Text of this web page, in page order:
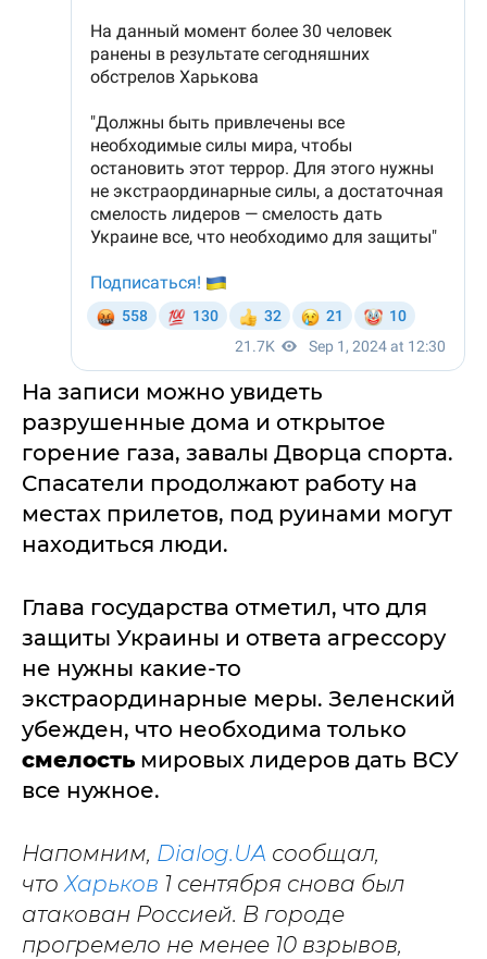
На записи можно увидеть
разрушенные дома и открытое
горение газа, завалы Дворца спорта.
Спасатели продолжают работу на
местах прилетов, под руинами могут
находиться люди.
Глава государства отметил, что для
защиты Украины и ответа агрессору
не нужны какие-то
экстраординарные меры. Зеленский
убежден, что необходима только
смелость мировых лидеров дать ВСУ
все нужное.
Напомним, Dialog.UA сообщал,
чтоХарьков 1 сентября снова был
атакован Россией. В городе
прогремело не менее 10 взрывов,